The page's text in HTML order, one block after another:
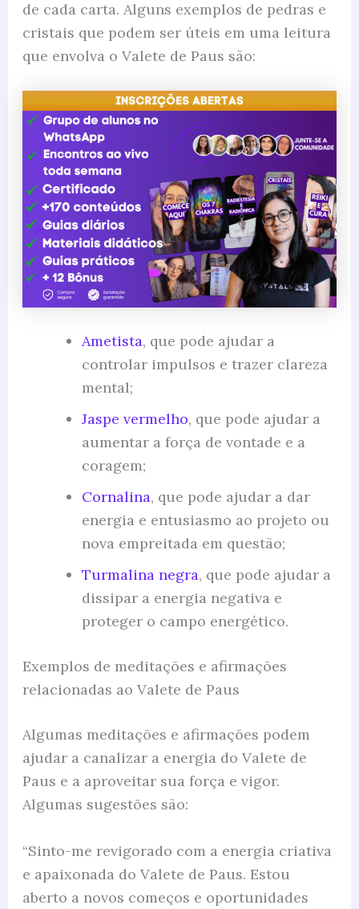
de cada carta. Alguns exemplos de pedras e
cristais que podem ser úteis em uma leitura
que envolva o Valete de Paus são:
Ametista, que pode ajudar a
controlar impulsos e trazer clareza
mental;
Jaspe vermelho, que pode ajudar a
aumentar a força de vontade e a
coragem;
Cornalina, que pode ajudar a dar
energia e entusiasmo ao projeto ou
nova empreitada em questão;
Turmalina negra, que pode ajudar a
dissipar a energia negativa e
proteger o campo energético.
Exemplos de meditações e afirmações
relacionadas ao Valete de Paus
Algumas meditações e afirmações podem
ajudar a canalizar a energia do Valete de
Paus e a aproveitar sua força e vigor.
Algumas sugestões são:
“Sinto-me revigorado com a energia criativa
e apaixonada do Valete de Paus. Estou
aberto a novos começos e oportunidades